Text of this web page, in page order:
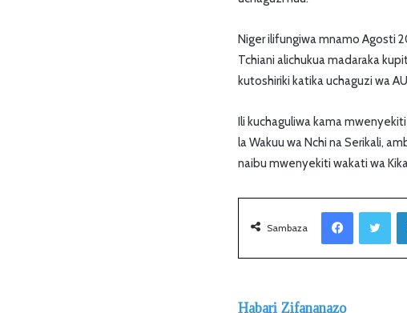
Niger ilifungiwa mnamo Agosti
Tchiani alichukua madaraka
kutoshiriki katika uchaguzi wa
Ili kuchaguliwa kama
la Wakuu wa Nchi na Serikali,
naibu mwenyekiti wakati wa
Sambaza
Habari Zifananazo